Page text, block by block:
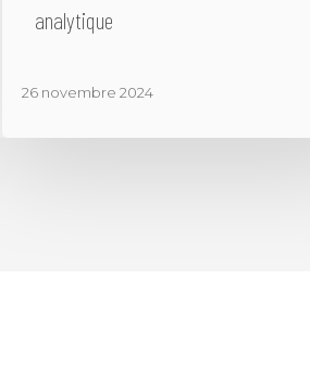
analytique
26 novembre 2024